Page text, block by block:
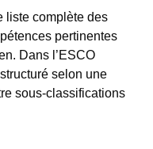
liste complète des
pertinentes
Dans l’ESCO
selon une
sous-classifications